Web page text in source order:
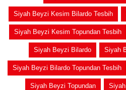
Siyah Beyzi Kesim Bilardo Tesbih
Siyah Beyzi Kesim Topundan Tesbih
Siyah Beyzi Bilardo Siyah
Siyah Beyzi Bilardo Topundan Tesbih
Siyah Beyzi Topundan